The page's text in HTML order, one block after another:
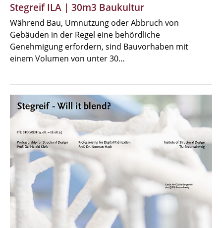
Stegreif ILA | 30m3 Baukultur
Während Bau, Umnutzung oder Abbruch von
Gebäuden in der Regel eine behördliche
Genehmigung erfordern, sind Bauvorhaben mit
einem Volumen von unter 30…